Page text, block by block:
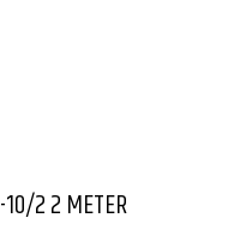
10/2 2 METER